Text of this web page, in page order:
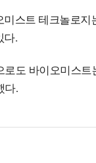
미스트 테크놀로지
다.
로도 바이오미스
다.